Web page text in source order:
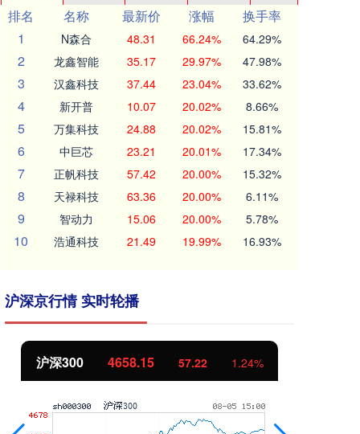
排名
名称 最新价 涨幅
换手率
1
N森合 48.31 66.24% 64.29%
2 龙鑫智能 35.17 29.97% 47.98%
3 汉鑫科技 37.44 23.04% 33.62%
4 新开普 10.07 20.02% 8.66%
5 万集科技 24.88 20.02% 15.81%
6 中巨芯 23.21 20.01% 17.34%
7 正帆科技 57.42 20.00% 15.32%
8 天禄科技 63.36 20.00% 6.11%
9 智动力 15.06 20.00% 5.78%
10 浩通科技 21.49 19.99% 16.93%
沪深京行情 实时轮播
沪深300 4658.15 57.22 1.24%